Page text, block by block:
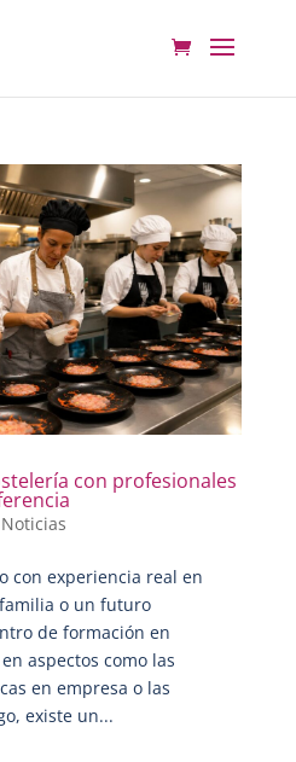
con profesionales
Noticias
con experiencia real en
o un futuro
de formación en
aspectos como las
en empresa o las
existe un...